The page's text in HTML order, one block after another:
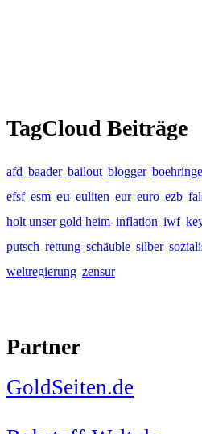
TagCloud Beiträge
afd baader bailout blogger
efsf esm eu euliten eur euro ezb
holt unser gold heim inflation iwf
putsch rettung schäuble silber
weltregierung zensur
Partner
GoldSeiten.de